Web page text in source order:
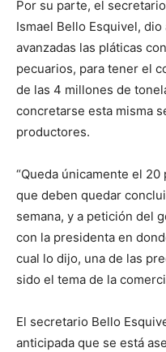
Por su parte, el
Ismael Bello Esquivel,
avanzadas las pláticas
pecuarios, para tener el
de las 4 millones de
concretarse esta misma
productores.
“Queda únicamente el
que deben quedar
semana, y a petición del
con la presidenta en
cual lo dijo, una de las
sido el tema de la
El secretario Bello
anticipada que se está